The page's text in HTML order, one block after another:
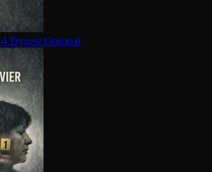
Dygest Original